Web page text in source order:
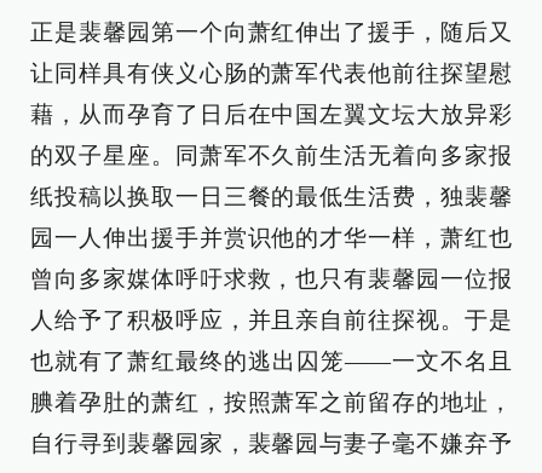
正是裴馨园第一个向萧红伸出了援手，随后又
让同样具有侠义心肠的萧军代表他前往探望慰
藉，从而孕育了日后在中国左翼文坛大放异彩
的双子星座。同萧军不久前生活无着向多家报
纸投稿以换取一日三餐的最低生活费，独裴馨
园一人伸出援手并赏识他的才华一样，萧红也
曾向多家媒体呼吁求救，也只有裴馨园一位报
人给予了积极呼应，并且亲自前往探视。于是
也就有了萧红最终的逃出囚笼——一文不名且
腆着孕肚的萧红，按照萧军之前留存的地址，
自行寻到裴馨园家，裴馨园与妻子毫不嫌弃予